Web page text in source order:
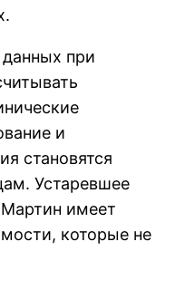
данных при
и
становятся
Устаревшее
имеет
которые не